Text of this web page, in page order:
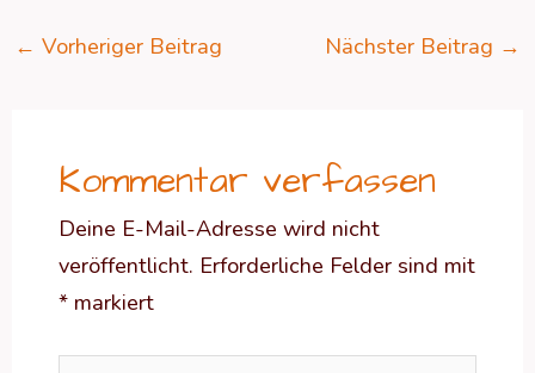
← Vorheriger Beitrag Nächster Beitrag →
Kommentar verfassen
Deine E-Mail-Adresse wird nicht
veröffentlicht. Erforderliche Felder sind mit
*markiert